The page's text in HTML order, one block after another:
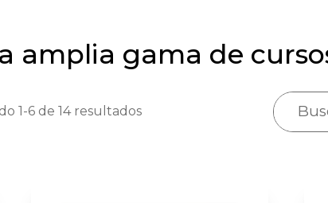
amplia gama de
1-6 de 14 resultados